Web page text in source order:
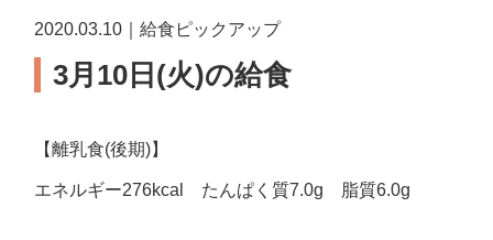
2020.03.10｜給食ピックアップ
3月10日(火)の給食
【離乳食(後期)】
エネルギー276kcal たんぱく質7.0g 脂質6.0g